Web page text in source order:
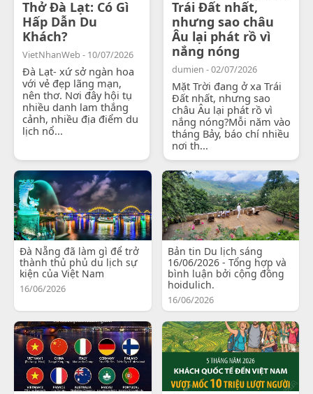
Thở Đà Lạt: Có Gì
Hấp Dẫn Du
Khách?
VietNhanWeb - 10/07/2026
Đà Lạt- xứ sở ngàn hoa
với vẻ đẹp lãng mạn,
nên thơ. Nơi đây hội tụ
nhiều danh lam thắng
cảnh, nhiều địa điểm du
lịch nổ...
Trái Đất nhất,
nhưng sao châu
Âu lại phát rồ vì
nắng nóng
dumien - 02/07/2026
Mặt Trời đang ở xa Trái
Đất nhất, nhưng sao
châu Âu lại phát rồ vì
nắng nóng?Mỗi năm vào
tháng Bảy, báo chí nhiều
nơi th...
Đà Nẵng đã làm gì để trở
thành thủ phủ du lịch sự
kiện của Việt Nam
16/06/2026
Bản tin Du lịch sáng
16/06/2026 - Tổng hợp và
bình luận bởi cộng đồng
hoidulich.
16/06/2026